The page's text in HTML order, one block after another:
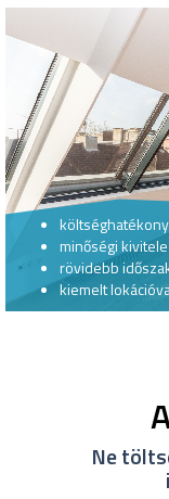
költséghatékony
minőségi
rövidebb
kiemelt
Ne